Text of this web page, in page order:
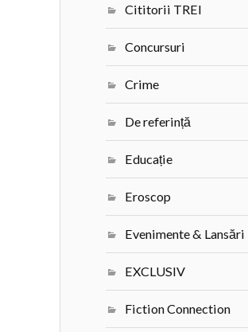
Cititorii TREI
Concursuri
Crime
De referință
Educație
Eroscop
Evenimente & Lansări
EXCLUSIV
Fiction Connection